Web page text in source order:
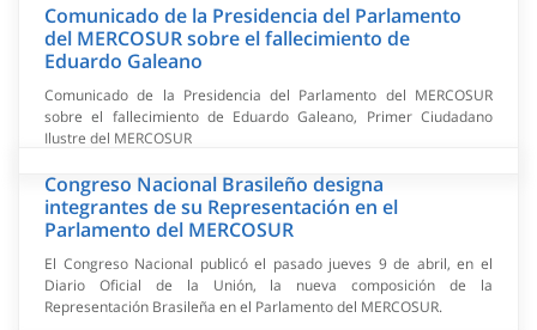
Comunicado de la Presidencia del Parlamento
del MERCOSUR sobre el fallecimiento de
Eduardo Galeano
Comunicado de la Presidencia del Parlamento del MERCOSUR
sobre el fallecimiento de Eduardo Galeano, Primer Ciudadano
Ilustre del MERCOSUR
Congreso Nacional Brasileño designa
integrantes de su Representación en el
Parlamento del MERCOSUR
El Congreso Nacional publicó el pasado jueves 9 de abril, en el
Diario Oficial de la Unión, la nueva composición de la
Representación Brasileña en el Parlamento del MERCOSUR.